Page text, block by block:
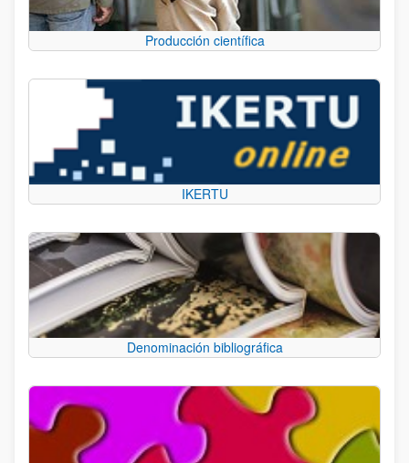
Producción científica
IKERTU
Denominación bibliográfica